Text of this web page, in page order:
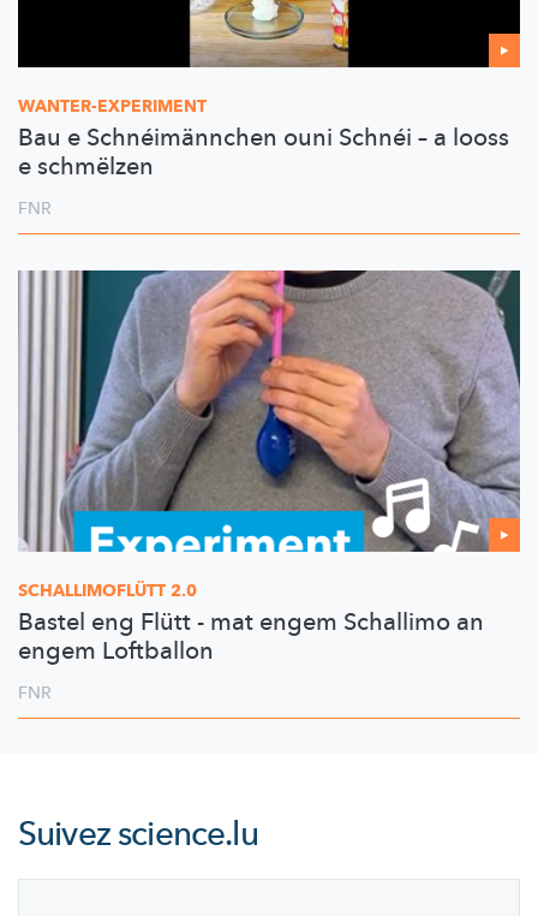
WANTER-EXPERIMENT
Bau e Schnéimännchen ouni Schnéi – a looss
e schmëlzen
FNR
SCHALLIMOFLÜTT 2.0
Bastel eng Flütt - mat engem Schallimo an
engem Loftballon
FNR
Suivezscience.lu